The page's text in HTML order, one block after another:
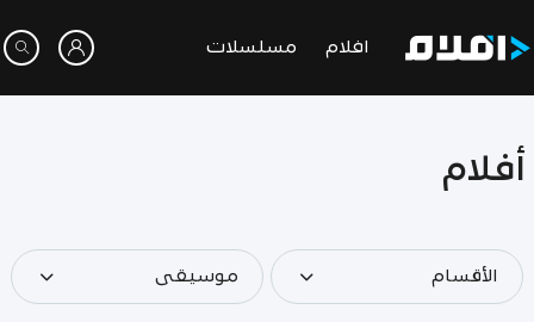
افلام مسلسلات
أفلام
الأقسام موسيقى